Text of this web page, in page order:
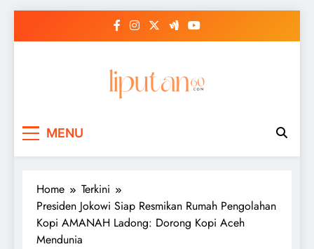
MENU
Home
Terkini
Presiden Jokowi Siap Resmikan Rumah Pengolahan
Kopi AMANAH Ladong: Dorong Kopi Aceh
Mendunia